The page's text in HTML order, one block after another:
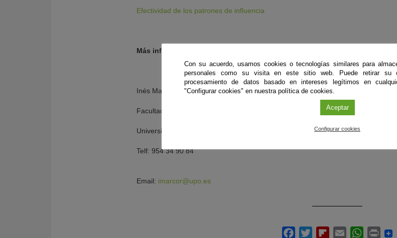
Efectividad de los patrones de influencia
Más información:
Inés Martínez Corts
Facultad de Ciencias Sociales
Universidad Pablo de Olavide
Telf: 954 34 90 84
Email: imarcor@upo.es
Con su acuerdo, usamos cookies o tecnologías similares para
personales como su visita en este sitio web. Puede retirar su
procesamiento de datos basado en intereses legítimos en
"Configurar cookies" en nuestra política de cookies.
Aceptar
Configurar cookies